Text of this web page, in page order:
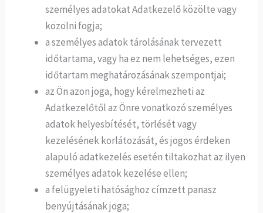
személyes adatokat Adatkezelő közölte vagy
közölni fogja;
a személyes adatok tárolásának tervezett
időtartama, vagy ha ez nem lehetséges, ezen
időtartam meghatározásának szempontjai;
az Ön azon joga, hogy kérelmezheti az
Adatkezelőtől az Önre vonatkozó személyes
adatok helyesbítését, törlését vagy
kezelésének korlátozását, és jogos érdeken
alapuló adatkezelés esetén tiltakozhat az ilyen
személyes adatok kezelése ellen;
a felügyeleti hatósághoz címzett panasz
benyújtásának joga;